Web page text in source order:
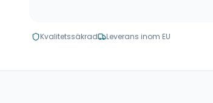
Kvalitetssäkrad Leverans inom EU